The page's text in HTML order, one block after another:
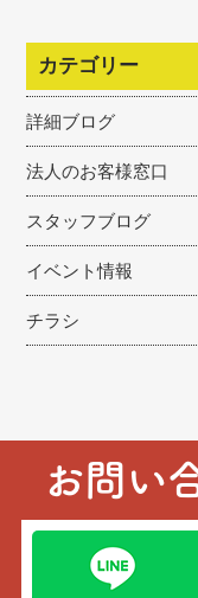
カテゴリー
詳細ブログ
法人のお客様窓口
スタッフブログ
イベント情報
チラシ
お問い